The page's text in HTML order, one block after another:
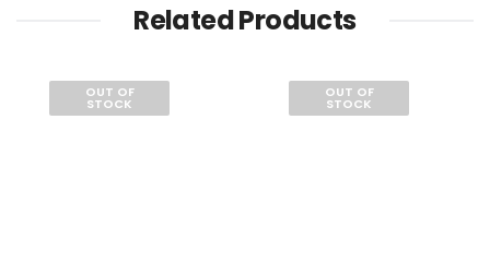
Related Products
OUT OF
STOCK
OUT OF
STOCK